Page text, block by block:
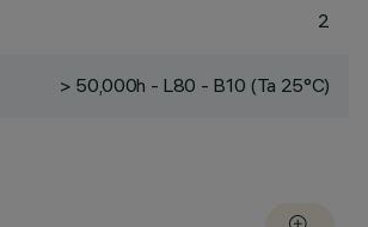
2
> 50,000h - L80 - B10 (Ta 25°C)